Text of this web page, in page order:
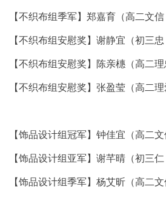
【不织布组季军】郑嘉育（高二文信
【不织布组安慰奖】谢静宜（初三忠
【不织布组安慰奖】陈亲橞（高二理
【不织布组安慰奖】张盈莹（高二理
【饰品设计组冠军】钟佳宜（高二文
【饰品设计组亚军】谢芊晴（初三仁
【饰品设计组季军】杨艾昕（高二文